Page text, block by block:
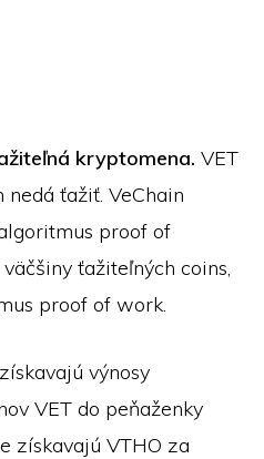
kryptomena.VET
ťažiť. VeChain
proof of
ťažiteľných coins,
proof of work.
výnosy
VET do peňaženky
získavajú VTHO za